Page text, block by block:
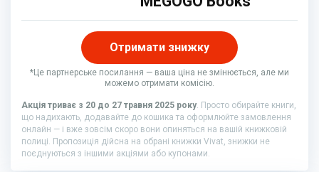
Отримати знижку
*Це партнерське посилання — ваша ціна не змінюється, але ми
можемо отримати комісію.
Акція триває з 20 до 27 травня 2025 року . Просто обирайте книги,
що надихають, додавайте до кошика та оформлюйте замовлення
онлайн — і вже зовсім скоро вони опиняться на вашій книжковій
полиці. Пропозиція дійсна на обрані книжки Vivat, знижки не
поєднуються з іншими акціями або купонами.